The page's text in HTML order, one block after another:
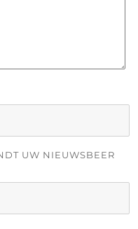
UW NIEUWSBEER